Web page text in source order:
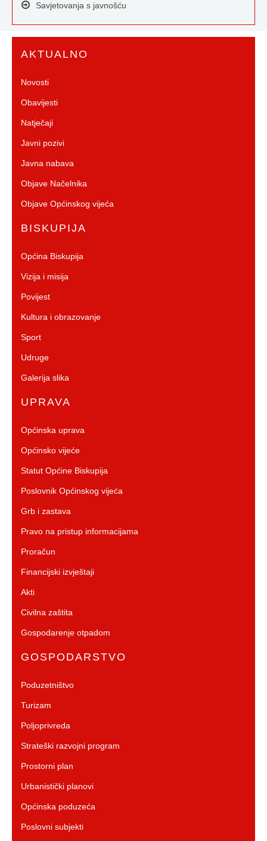
Savjetovanja s javnošću
AKTUALNO
Novosti
Obavijesti
Natječaji
Javni pozivi
Javna nabava
Objave Načelnika
Objave Općinskog vijeća
BISKUPIJA
Općina Biskupija
Vizija i misija
Povijest
Kultura i obrazovanje
Sport
Udruge
Galerija slika
UPRAVA
Općinska uprava
Općinsko vijeće
Statut Općine Biskupija
Poslovnik Općinskog vijeća
Grb i zastava
Pravo na pristup informacijama
Proračun
Financijski izvještaji
Akti
Civilna zaštita
Gospodarenje otpadom
GOSPODARSTVO
Poduzetništvo
Turizam
Poljoprivreda
Strateški razvojni program
Prostorni plan
Urbanistički planovi
Općinska poduzeća
Poslovni subjekti